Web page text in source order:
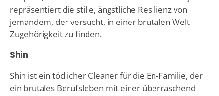
repräsentiert die stille, ängstliche Resilienz von
jemandem, der versucht, in einer brutalen Welt
Zugehörigkeit zu finden.
Shin
Shin ist ein tödlicher Cleaner für die En-Familie, der
ein brutales Berufsleben mit einer überraschend